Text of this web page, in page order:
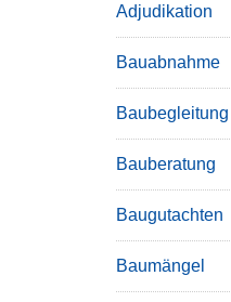
Adjudikation
Bauabnahme
Baubegleitung
Bauberatung
Baugutachten
Baumängel